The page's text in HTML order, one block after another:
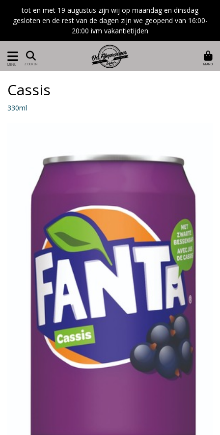
tot en met 19 augustus zijn wij op maandag en dinsdag
gesloten en de rest van de dagen zijn we geopend van 16:00-
20:00 ivm vakantietijden
MENU ZOEKEN MAND
Cassis
330ml